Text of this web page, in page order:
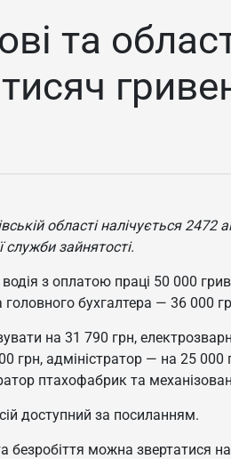
та
області налічується 2472
зайнятості.
з оплатою праці 50 000
бухгалтера — 36 000
на 31 790 грн,
грн, адміністратор — на 25
птахофабрик та
доступний за посиланням.
можна звертатися на